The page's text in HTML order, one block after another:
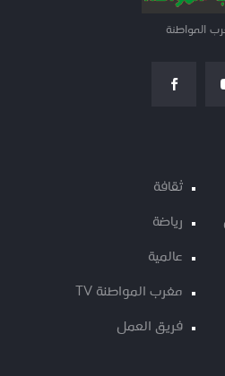
المواطنة
ثقافة
رياضة
عالمية
مغرب المواطنة TV
فريق العمل